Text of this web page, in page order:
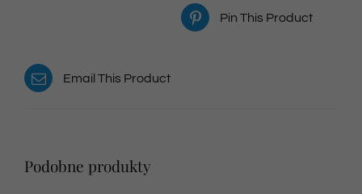
Pin This Product
Email This Product
Podobne produkty